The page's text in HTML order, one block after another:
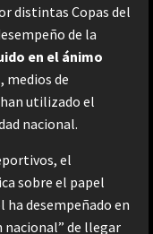
distintas Copas del
de la
en el ánimo
medios de
utilizado el
nacional.
el
sobre el papel
desempeñado en
nacional” de llegar